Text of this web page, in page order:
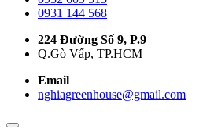
0931 144 568
224 Đường Số 9, P.9
Q.Gò Vấp, TP.HCM
Email
nghiagreenhouse@gmail.com